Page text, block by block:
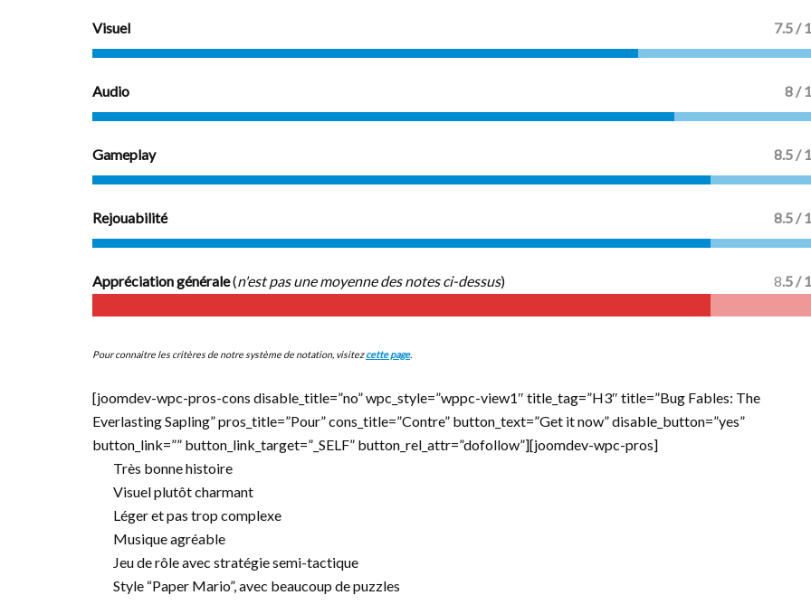
Visuel 7.5 /
Audio 8 /
Gameplay 8.5 /
Rejouabilité 8.5 /
Appréciation générale(n'est pas une moyenne des notes ci-dessus) 8.5 /
Pour connaitre les critères de notre système de notation, visitezcette page.
[joomdev-wpc-pros-cons disable_title=”no” wpc_style=”wppc-view1″ title_tag=”H3″ title=”Bug Fables: The
Everlasting Sapling” pros_title=”Pour” cons_title=”Contre” button_text=”Get it now” disable_button=”yes”
button_link=”” button_link_target=”_SELF” button_rel_attr=”dofollow”][joomdev-wpc-pros]
Très bonne histoire
Visuel plutôt charmant
Léger et pas trop complexe
Musique agréable
Jeu de rôle avec stratégie semi-tactique
Style “Paper Mario”, avec beaucoup de puzzles